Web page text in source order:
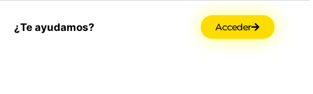
¿Te ayudamos? Acceder